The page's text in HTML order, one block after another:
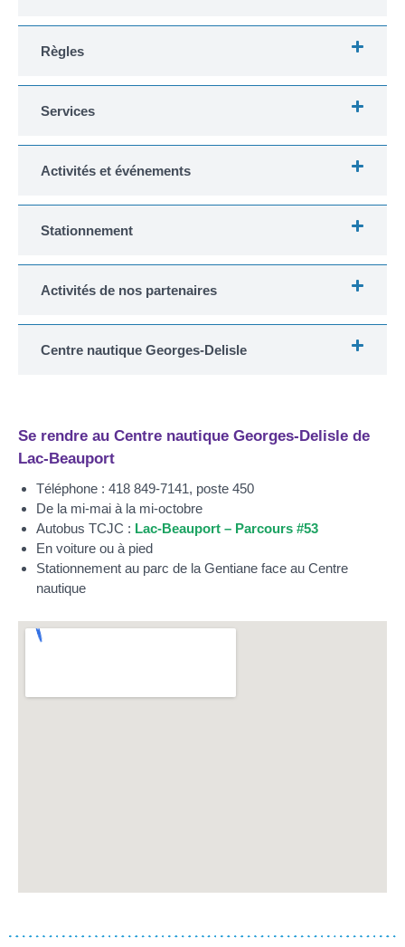
Règles
Services
Activités et événements
Stationnement
Activités de nos partenaires
Centre nautique Georges-Delisle
Se rendre au Centre nautique Georges-Delisle de
Lac-Beauport
Téléphone : 418 849-7141, poste 450
De la mi-mai à la mi-octobre
Autobus TCJC : Lac-Beauport – Parcours #53
En voiture ou à pied
Stationnement au parc de la Gentiane face au Centre
nautique